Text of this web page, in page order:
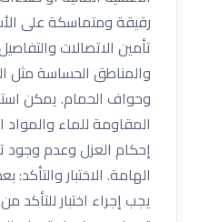
رقيقة ومتماسكة على
تأمين الاتصالات
والمناطق الحساسة مثل
وحواف الحمام. يمكن
المقاومة للماء
إحكام العزل وعدم
الهامة. الاختبار والتأكد:
يجب إجراء اختبار